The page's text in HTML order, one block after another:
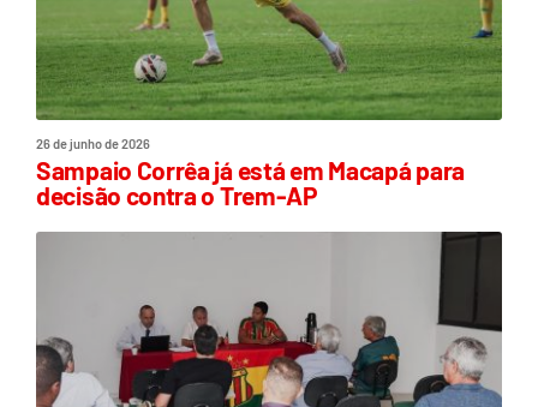
26 de junho de 2026
Sampaio Corrêa já está em Macapá para
decisão contra o Trem-AP